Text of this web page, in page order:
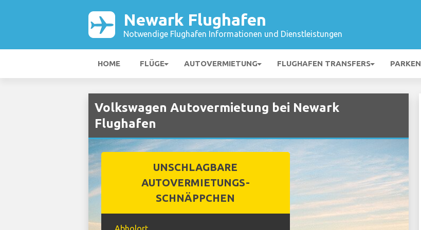
Newark Flughafen
Notwendige Flughafen Informationen und Dienstleistungen
HOME FLÜGE AUTOVERMIETUNG FLUGHAFEN TRANSFERS PARKEN
Volkswagen Autovermietung bei Newark
Flughafen
UNSCHLAGBARE
AUTOVERMIETUNGS-
SCHNÄPPCHEN